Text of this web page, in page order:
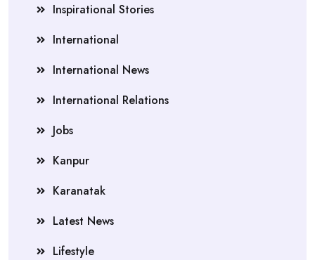
Inspirational Stories
International
International News
International Relations
Jobs
Kanpur
Karanatak
Latest News
Lifestyle